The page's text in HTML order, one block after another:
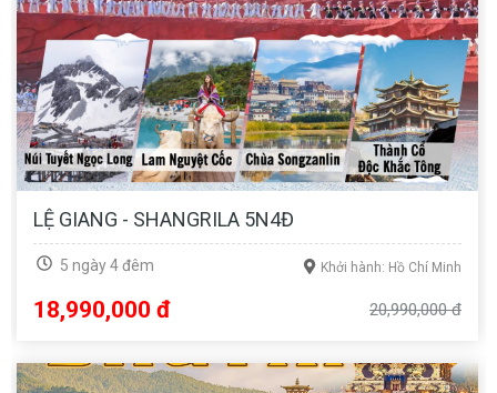
LỆ GIANG - SHANGRILA 5N4Đ
5 ngày 4 đêm Khởi hành: Hồ Chí Minh
18,990,000 đ 20,990,000 đ